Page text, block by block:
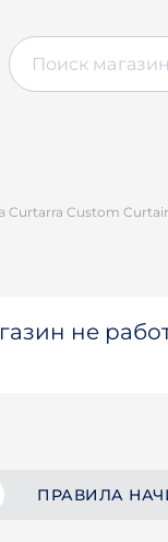
Curtarra Custom
не
ПРАВИЛА